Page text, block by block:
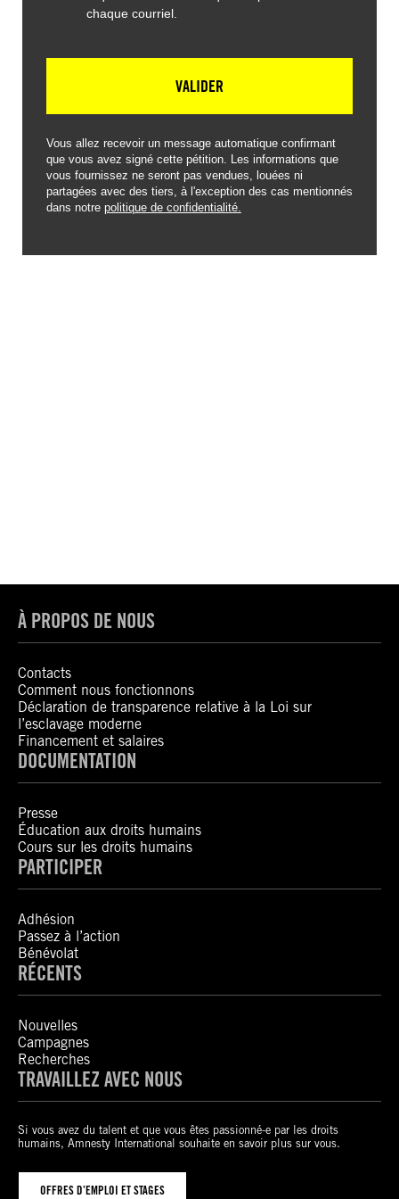
À PROPOS DE NOUS
Contacts
Comment nous fonctionnons
Déclaration de transparence relative à la Loi sur
l’esclavage moderne
Financement et salaires
DOCUMENTATION
Presse
Éducation aux droits humains
Cours sur les droits humains
PARTICIPER
Adhésion
Passez à l’action
Bénévolat
RÉCENTS
Nouvelles
Campagnes
Recherches
TRAVAILLEZ AVEC NOUS
Si vous avez du talent et que vous êtes passionné-e par les droits
humains, Amnesty International souhaite en savoir plus sur vous.
OFFRES D’EMPLOI ET STAGES